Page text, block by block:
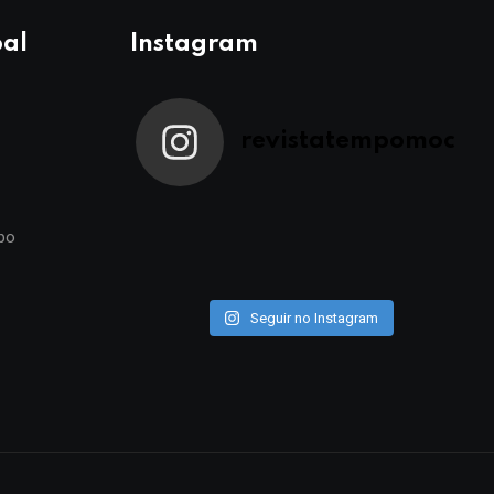
Instagram
Seguir no Instagram